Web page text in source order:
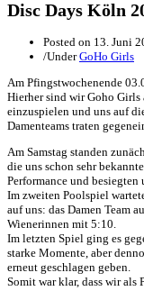
Disc Days Köln
Posted on 13. Juni
/UnderGoHo Girls
Am Pfingstwochenende
Hierher sind wir Goho Girls
einzuspielen und uns auf
Damenteams traten
Am Samstag standen
die uns schon sehr
Performance und besiegten
Im zweiten Poolspiel
auf uns: das Damen Team
Wienerinnen mit 5:10.
Im letzten Spiel ging es
starke Momente, aber
erneut geschlagen geben.
Somit war klar, dass wir